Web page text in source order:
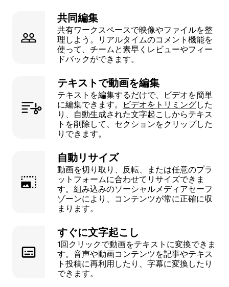
共同編集
共有ワークスペースで映像やファイルを整
理しよう。リアルタイムのコメント機能を
使って、チームと素早くレビューやフィー
ドバックができます。
テキストで動画を編集
テキストを編集するだけで、ビデオを簡単
に編集できます。
ビデオをトリミングした
り、自動生成された文字起こしからテキス
トを削除して、セクションをクリップした
りできます。
自動リサイズ
動画を切り取り、反転、または任意のプラ
ットフォームに合わせてリサイズできま
す。組み込みのソーシャルメディアセーフ
ゾーンにより、コンテンツが常に正確に収
まります。
すぐに文字起こし
1回クリックで動画をテキストに変換できま
す。音声や動画コンテンツを記事やテキス
ト投稿に再利用したり、字幕に変換したり
できます。